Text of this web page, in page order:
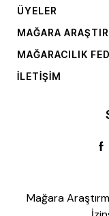
ÜYELER
MAĞARA
MAĞARACILIK
İLETIŞIM
Mağara